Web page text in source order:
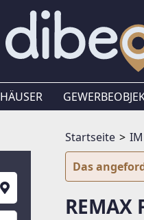
HÄUSER
Startseite
Das